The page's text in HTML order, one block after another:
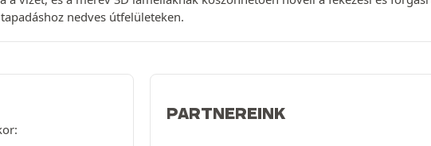
nedves útfelületeken.
PARTNEREINK